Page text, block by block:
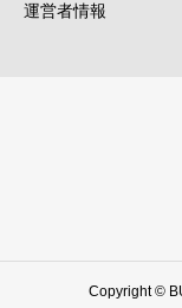
運営者情報
Copyright ©